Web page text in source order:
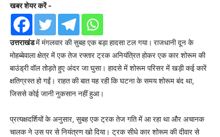
खबर शेयर करें -
उत्तराखंडमें मंगलवार की सुबह एक बड़ा हादसा टल गया। राजधानी दून के
मोहब्बेवाला क्षेत्र में एक तेज रफ्तार ट्रक अनियंत्रित होकर एक कार शोरूम की
बाउंड्री वॉल तोड़ते हुए अंदर जा घुसा। हादसे में शोरूम परिसर में खड़ी कई कारें
क्षतिग्रस्त हो गईं। राहत की बात यह रही कि घटना के समय शोरूम बंद था,
जिससे कोई जानी नुकसान नहीं हुआ।
प्रत्यक्षदर्शियों के अनुसार, सुबह एक ट्रक तेज गति में आ रहा था और अचानक
चालक ने उस पर से नियंत्रण खो दिया। ट्रक सीधे कार शोरूम की दीवार से